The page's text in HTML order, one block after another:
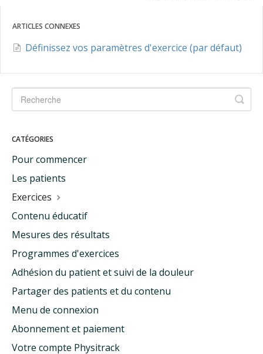
ARTICLES CONNEXES
Définissez vos paramètres d'exercice (par défaut)
CATÉGORIES
Pour commencer
Les patients
Exercices
Contenu éducatif
Mesures des résultats
Programmes d'exercices
Adhésion du patient et suivi de la douleur
Partager des patients et du contenu
Menu de connexion
Abonnement et paiement
Votre compte Physitrack